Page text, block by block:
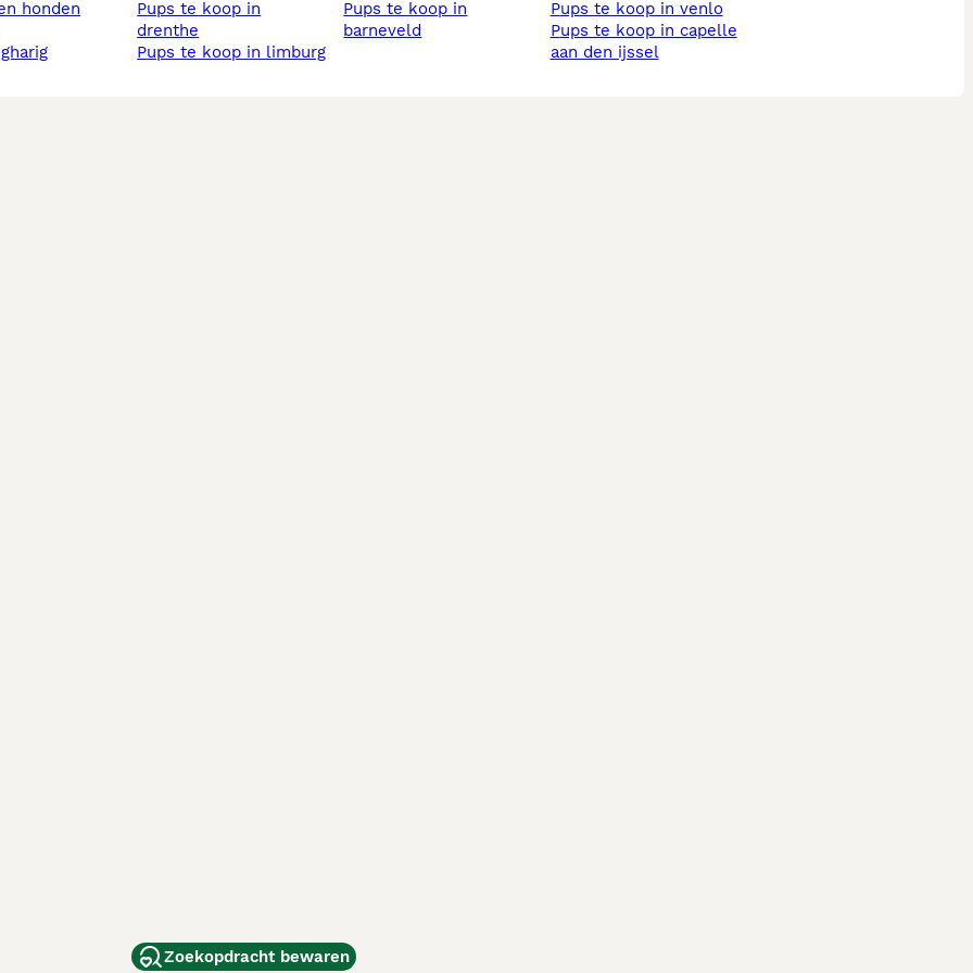
honden
pups te koop in
drenthe
pups te koop in limburg
pups te koop in
barneveld
pups te koop in venlo
pups te koop in capelle
aan den ijssel
Zoekopdracht bewaren